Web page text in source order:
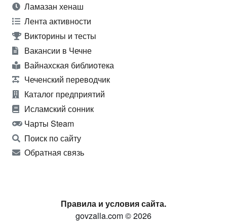
Ламазан хенаш
Лента активности
Викторины и тесты
Вакансии в Чечне
Вайнахская библиотека
Чеченский переводчик
Каталог предприятий
Исламский сонник
Чарты Steam
Поиск по сайту
Обратная связь
Правила и условия сайта.
govzalla.com © 2026